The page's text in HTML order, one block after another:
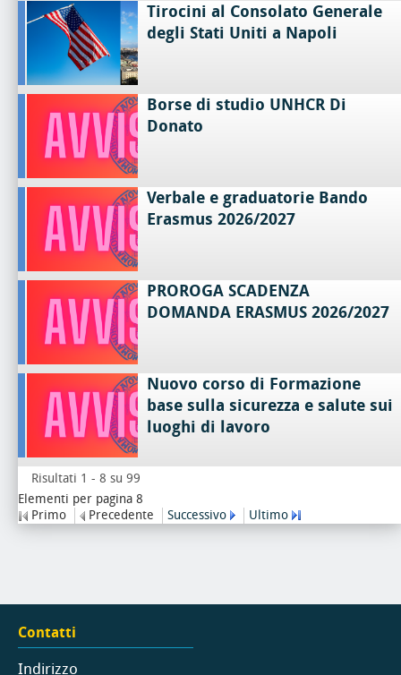
Tirocini al Consolato Generale
degli Stati Uniti a Napoli
Borse di studio UNHCR Di
Donato
Verbale e graduatorie Bando
Erasmus 2026/2027
PROROGA SCADENZA
DOMANDA ERASMUS 2026/2027
Nuovo corso di Formazione
base sulla sicurezza e salute sui
luoghi di lavoro
Risultati 1 - 8 su 99
Elementi per pagina 8
Primo
Precedente Successivo Ultimo
Contatti
Indirizzo